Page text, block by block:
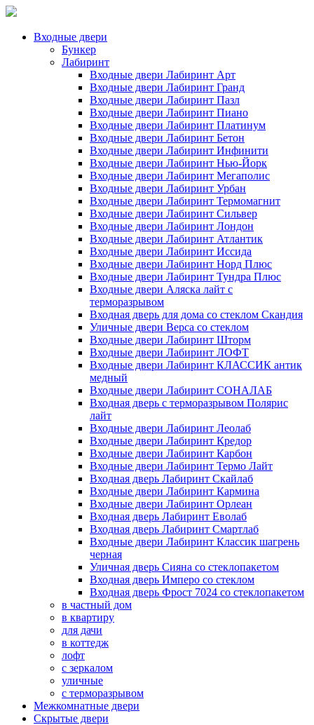
Входные двери
Бункер
Лабиринт
Входные двери Лабиринт Арт
Входные двери Лабиринт Гранд
Входные двери Лабиринт Пазл
Входные двери Лабиринт Пиано
Входные двери Лабиринт Платинум
Входные двери Лабиринт Бетон
Входные двери Лабиринт Инфинити
Входные двери Лабиринт Нью-Йорк
Входные двери Лабиринт Мегаполис
Входные двери Лабиринт Урбан
Входные двери Лабиринт Термомагнит
Входные двери Лабиринт Сильвер
Входные двери Лабиринт Лондон
Входные двери Лабиринт Атлантик
Входные двери Лабиринт Иссида
Входные двери Лабиринт Норд Плюс
Входные двери Лабиринт Тундра Плюс
Входные двери Аляска лайт с
терморазрывом
Входная дверь для дома со стеклом Скандия
Уличные двери Верса со стеклом
Входные двери Лабиринт Шторм
Входные двери Лабиринт ЛОФТ
Входные двери Лабиринт КЛАССИК антик
медный
Входные двери Лабиринт СОНАЛАБ
Входная дверь с терморазрывом Полярис
лайт
Входные двери Лабиринт Леолаб
Входные двери Лабиринт Кредор
Входные двери Лабиринт Карбон
Входные двери Лабиринт Термо Лайт
Входная дверь Лабиринт Скайлаб
Входные двери Лабиринт Кармина
Входные двери Лабиринт Орлеан
Входная дверь Лабиринт Еволаб
Входная дверь Лабиринт Смартлаб
Входные двери Лабиринт Классик шагрень
черная
Уличная дверь Сияна со стеклопакетом
Входная дверь Имперо со стеклом
Входная дверь Фрост 7024 со стеклопакетом
в частный дом
в квартиру
для дачи
в коттедж
лофт
с зеркалом
уличные
с терморазрывом
Межкомнатные двери
Скрытые двери